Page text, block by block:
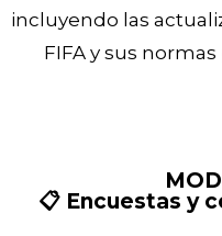
incluyendo las
FIFA y sus
📋 Encuestas y